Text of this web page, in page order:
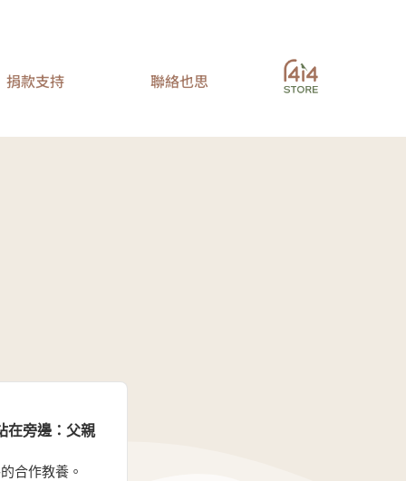
捐款支持 聯絡也思
在旁邊：父親
合作教養。